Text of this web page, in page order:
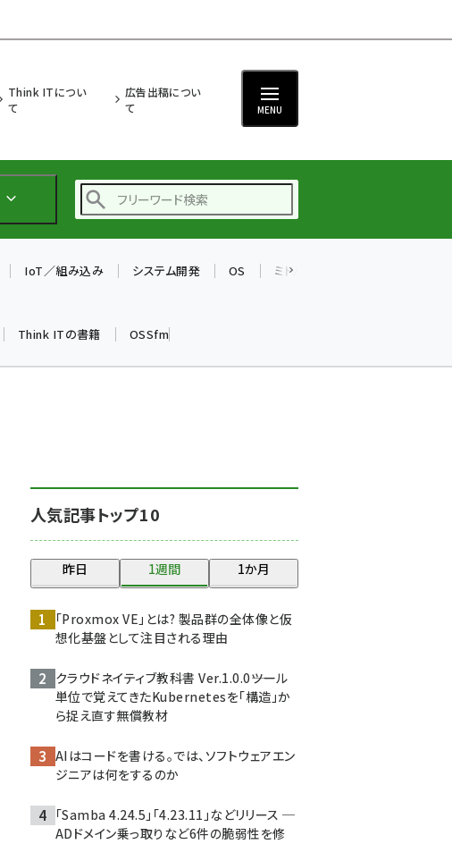
Think ITについ
て
広告出稿につい
て
MENU
仲間と築いた勝利の絆～
drupal (1940)
genai (1473)
ai crunch (1347)
IoT／組み込み システム開発 OS ミドルウェア
Think ITの書籍 OSSfm
人気記事トップ10
昨日 1週間 1か月
「Proxmox VE」とは? 製品群の全体像と仮
想化基盤として注目される理由
クラウドネイティブ教科書 Ver.1.0.0――ツール
単位で覚えてきたKubernetesを「構造」か
ら捉え直す無償教材
AIはコードを書ける。では、ソフトウェアエン
ジニアは何をするのか
「Samba 4.24.5」「4.23.11」などリリース ─
ADドメイン乗っ取りなど6件の脆弱性を修